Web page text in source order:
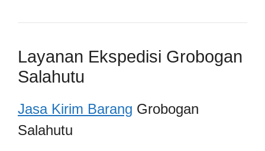
Layanan Ekspedisi Grobogan
Salahutu
Jasa Kirim Barang Grobogan
Salahutu